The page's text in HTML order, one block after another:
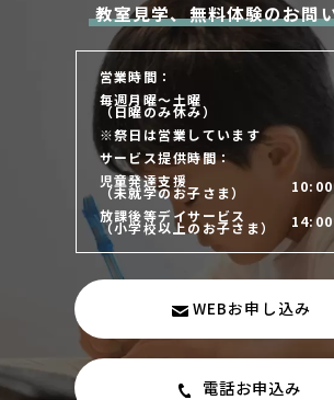
教室見学、無料体験のお問
営業時間：
毎週月曜～土曜
（日曜のみ休み）
※祭日は営業しています
サービス提供時間：
児童発達支援
（未就学のお子さま）
放課後等デイサービス
（小学校以上のお子さま）
WEBお申し込み
電話お申込み